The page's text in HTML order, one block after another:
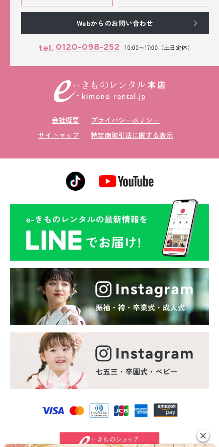
Webからのお問い合わせ
tel. 0120-098-252 10:00〜17:00（土日定休）
会社概要
プライバシーポリシー
サイトマップ
特定商取引法に関する表示